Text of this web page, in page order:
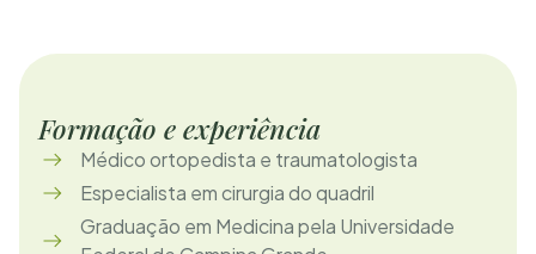
Formação e experiência
Médico ortopedista e traumatologista
Especialista em cirurgia do quadril
Graduação em Medicina pela Universidade